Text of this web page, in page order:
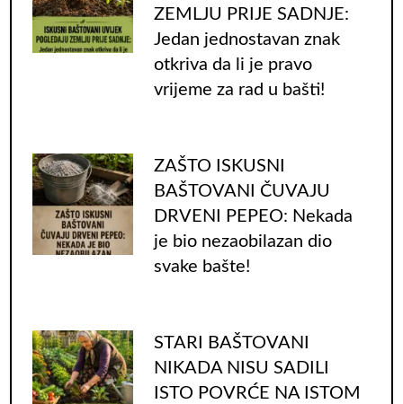
ZEMLJU PRIJE SADNJE:
Jedan jednostavan znak
otkriva da li je pravo
vrijeme za rad u bašti!
ZAŠTO ISKUSNI
BAŠTOVANI ČUVAJU
DRVENI PEPEO: Nekada
je bio nezaobilazan dio
svake bašte!
STARI BAŠTOVANI
NIKADA NISU SADILI
ISTO POVRĆE NA ISTOM